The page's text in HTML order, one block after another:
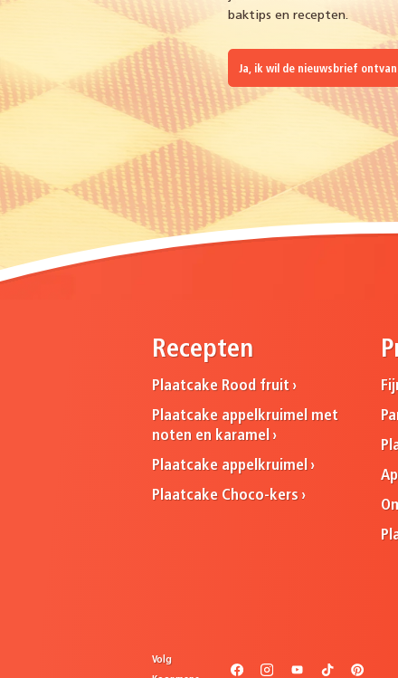
baktips en recepten.
Ja, ik wil de nieuwsbrief
Recepten
Plaatcake Rood fruit
Plaatcake appelkruimel met
noten en karamel
Plaatcake appelkruimel
Plaatcake Choco-kers
Volg